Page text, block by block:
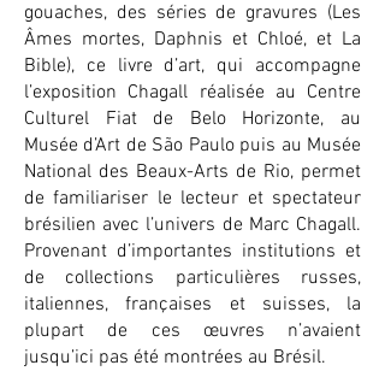
gouaches, des séries de gravures (Les
Âmes mortes, Daphnis et Chloé, et La
Bible), ce livre d’art, qui accompagne
l’exposition Chagall réalisée au Centre
Culturel Fiat de Belo Horizonte, au
Musée d’Art de São Paulo puis au Musée
National des Beaux-Arts de Rio, permet
de familiariser le lecteur et spectateur
brésilien avec l’univers de Marc Chagall.
Provenant d’importantes institutions et
de collections particulières russes,
italiennes, françaises et suisses, la
plupart de ces œuvres n’avaient
jusqu’ici pas été montrées au Brésil.